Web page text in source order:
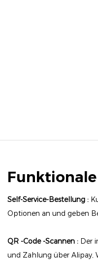
Self-Service-Bestellung :
Optionen an und geben
QR -Code -Scannen : Der
und Zahlung über Alipay,